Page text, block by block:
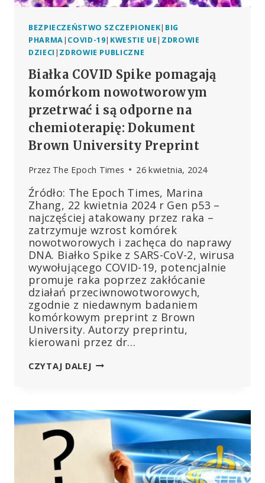
BEZPIECZEŃSTWO SZCZEPIONEK| BIG
PHARMA| COVID-19| KWESTIE UE| ZDROWIE
DZIECI | ZDROWIE PUBLICZNE
Białka COVID Spike pomagają
komórkom nowotworowym
przetrwać i są odporne na
chemioterapię: Dokument
Brown University Preprint
Przez The Epoch Times 26 kwietnia, 2024
Źródło: The Epoch Times, Marina
Zhang, 22 kwietnia 2024 r Gen p53 –
najczęściej atakowany przez raka –
zatrzymuje wzrost komórek
nowotworowych i zachęca do naprawy
DNA. Białko Spike z SARS-CoV-2, wirusa
wywołującego COVID-19, potencjalnie
promuje raka poprzez zakłócanie
działań przeciwnowotworowych,
zgodnie z niedawnym badaniem
komórkowym preprint z Brown
University. Autorzy preprintu,
kierowani przez dr…
CZYTAJ DALEJBIAŁKA
KOMÓRKOM
NOWOTWOROWYM
PRZETRWAĆ
ODPORNE